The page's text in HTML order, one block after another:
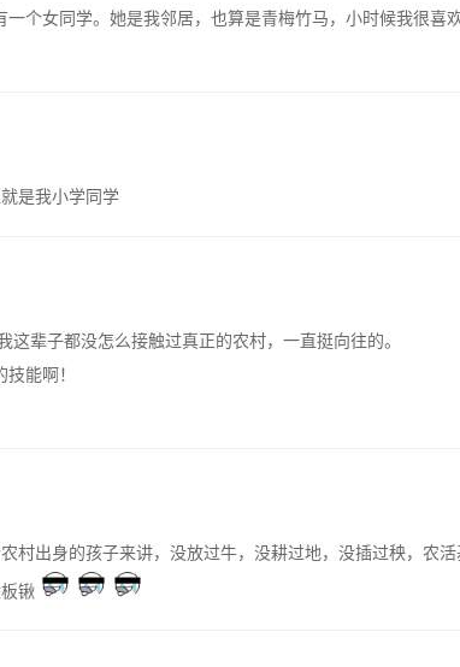
个女同学。她是我邻居，也算是青梅竹马，小时候我很喜
是我小学同学
辈子都没怎么接触过真正的农村，一直挺向往的。
能啊！
村出身的孩子来讲，没放过牛，没耕过地，没插过秧，农
锹